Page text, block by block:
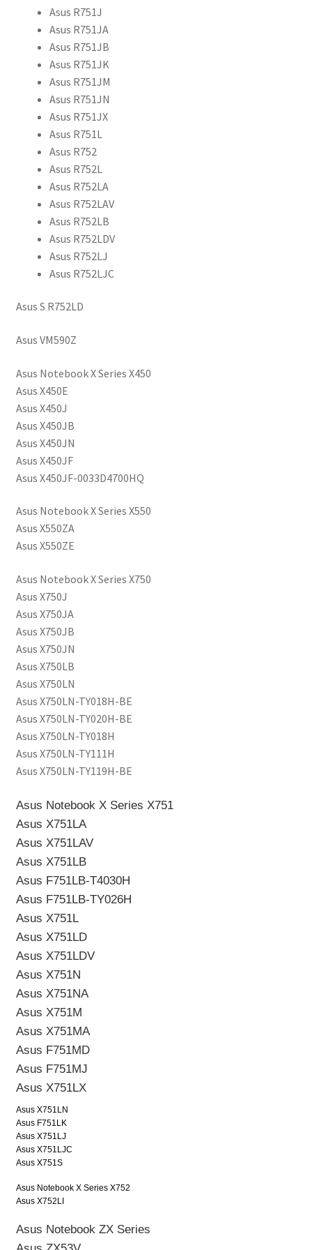
Asus R751J
Asus R751JA
Asus R751JB
Asus R751JK
Asus R751JM
Asus R751JN
Asus R751JX
Asus R751L
Asus R752
Asus R752L
Asus R752LA
Asus R752LAV
Asus R752LB
Asus R752LDV
Asus R752LJ
Asus R752LJC
Asus S R752LD
Asus VM590Z
Asus Notebook X Series X450
Asus X450E
Asus X450J
Asus X450JB
Asus X450JN
Asus X450JF
Asus X450JF-0033D4700HQ
Asus Notebook X Series X550
Asus X550ZA
Asus X550ZE
Asus Notebook X Series X750
Asus X750J
Asus X750JA
Asus X750JB
Asus X750JN
Asus X750LB
Asus X750LN
Asus X750LN-TY018H-BE
Asus X750LN-TY020H-BE
Asus X750LN-TY018H
Asus X750LN-TY111H
Asus X750LN-TY119H-BE
Asus Notebook X Series X751
Asus X751LA
Asus X751LAV
Asus X751LB
Asus F751LB-T4030H
Asus F751LB-TY026H
Asus X751L
Asus X751LD
Asus X751LDV
Asus X751N
Asus X751NA
Asus X751M
Asus X751MA
Asus F751MD
Asus F751MJ
Asus X751LX
Asus X751LN
Asus F751LK
Asus X751LJ
Asus X751LJC
Asus X751S
Asus Notebook X Series X752
Asus X752LI
Asus Notebook ZX Series